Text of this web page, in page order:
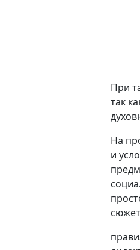
При
так
На
и